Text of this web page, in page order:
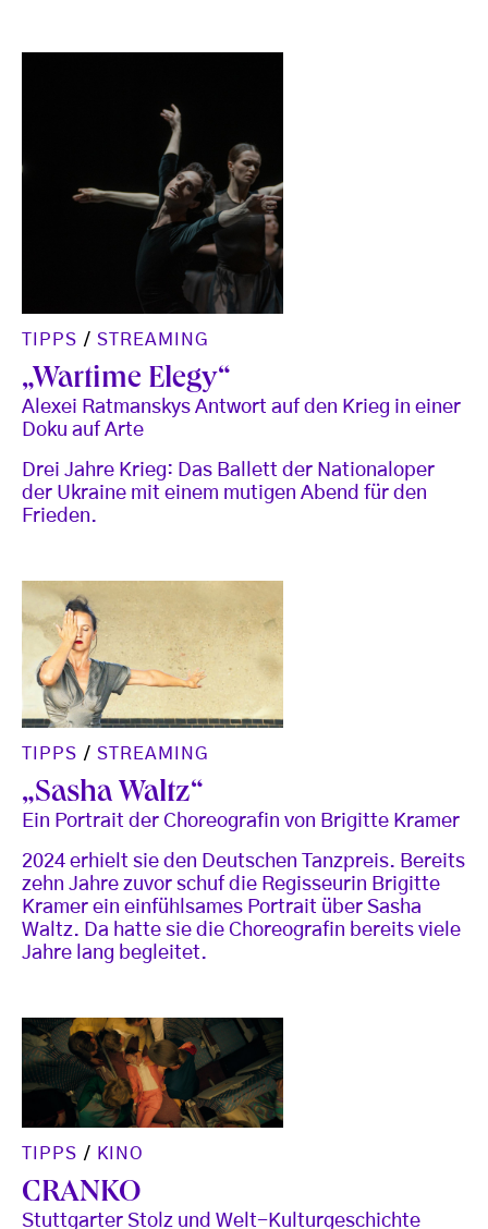
TIPPS / STREAMING
„Wartime Elegy“
Alexei Ratmanskys Antwort auf den Krieg in einer
Doku auf Arte
Drei Jahre Krieg: Das Ballett der Nationaloper
der Ukraine mit einem mutigen Abend für den
Frieden.
TIPPS / STREAMING
„Sasha Waltz“
Ein Portrait der Choreografin von Brigitte Kramer
2024 erhielt sie den Deutschen Tanzpreis. Bereits
zehn Jahre zuvor schuf die Regisseurin Brigitte
Kramer ein einfühlsames Portrait über Sasha
Waltz. Da hatte sie die Choreografin bereits viele
Jahre lang begleitet.
TIPPS / KINO
CRANKO
Stuttgarter Stolz und Welt-Kulturgeschichte